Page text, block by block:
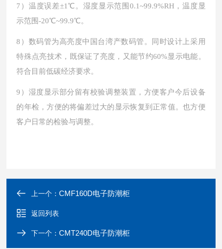
7）温度误差±1℃。湿度显示范围0.1~99.9%RH，温度显
示范围-20℃~99.9℃。
8 ）数码管为高亮度中国台湾产数码管。同时设计上采用
特殊点亮技术，既保证了亮度，又能节约60%显示电能。
符合目前低碳经济要求。
9 ）湿度显示部分留有校验调整装置，方便客户今后设备
的年检，方便的将偏差过大的显示恢复到正常值。也方便
客户日常的检验与调整。
上一个：CMF160D电子防潮柜
返回列表
下一个：CMT240D电子防潮柜